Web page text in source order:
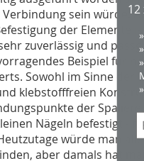
sein würde.
der Elemente
zuverlässig und
Beispiel für
Sowohl im Sinne der
klebstofffreien
der Spaliere
Nägeln befestigt -
würde man
aber damals hat